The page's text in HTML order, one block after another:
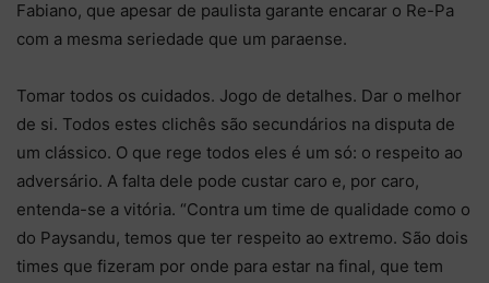
Fabiano, que apesar de paulista garante encarar o Re-Pa
com a mesma seriedade que um paraense.
Tomar todos os cuidados. Jogo de detalhes. Dar o melhor
de si. Todos estes clichês são secundários na disputa de
um clássico. O que rege todos eles é um só: o respeito ao
adversário. A falta dele pode custar caro e, por caro,
entenda-se a vitória. “Contra um time de qualidade como o
do Paysandu, temos que ter respeito ao extremo. São dois
times que fizeram por onde para estar na final, que tem